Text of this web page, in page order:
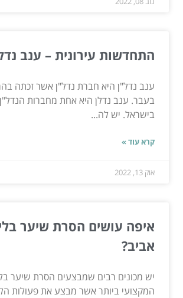
התחדשות עירונית – ענב
ענב נדל"ן היא חברת נדל"ן אשר זכתה
בעבר. ענב נדלן היא אחת מחברות
בישראל. יש לה...
קרא עוד »
אוק 13, 2022
איפה עושים הסרת שיער
אביב?
יש מכונים רבים שמבצעים הסרת שיער
המקצועי ביותר אשר מבצע את פעולות